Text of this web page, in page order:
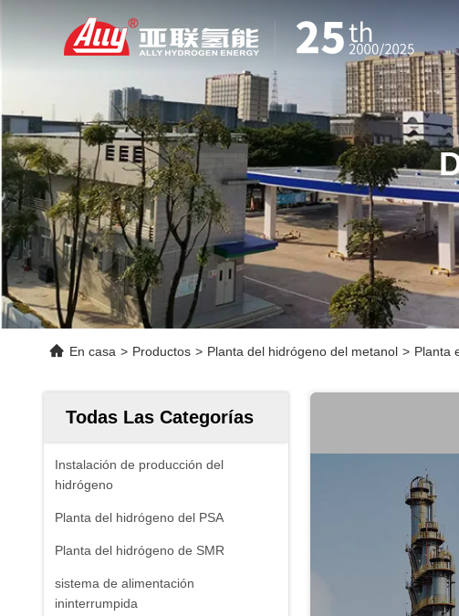
En casa > Productos > Planta del hidrógeno del metanol > Planta
Todas Las Categorías
Instalación de producción del
hidrógeno
Planta del hidrógeno del PSA
Planta del hidrógeno de SMR
sistema de alimentación
ininterrumpida